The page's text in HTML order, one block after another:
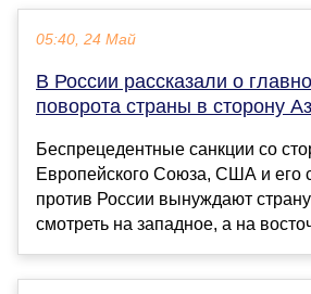
05:40, 24 Май
В России рассказали о
поворота страны в сторону
Беспрецедентные санкции со
Европейского Союза, США и его
против России вынуждают
смотреть на западное, а на